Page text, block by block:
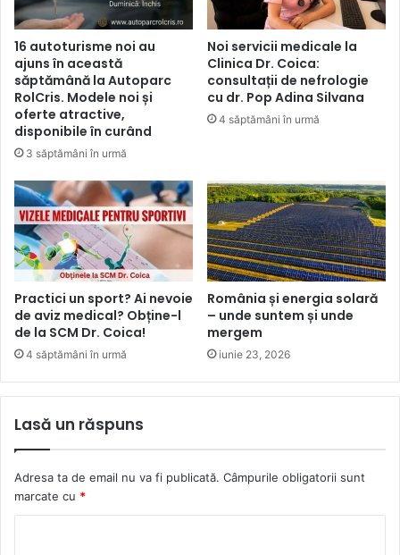
16 autoturisme noi au
ajuns în această
săptămână la Autoparc
RolCris. Modele noi și
oferte atractive,
disponibile în curând
3 săptămâni în urmă
Noi servicii medicale la
Clinica Dr. Coica:
consultații de nefrologie
cu dr. Pop Adina Silvana
4 săptămâni în urmă
Practici un sport? Ai nevoie
de aviz medical? Obține-l
de la SCM Dr. Coica!
4 săptămâni în urmă
România și energia solară
– unde suntem și unde
mergem
iunie 23, 2026
Lasă un răspuns
Adresa ta de email nu va fi publicată. Câmpurile obligatorii sunt
marcate cu *